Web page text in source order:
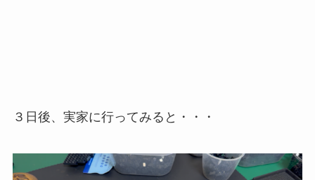
３日後、実家に行ってみると・・・